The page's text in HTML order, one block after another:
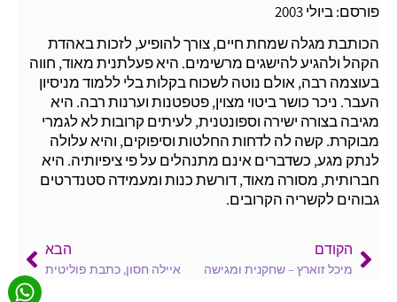
פורסם: ביולי 2003
הכותבת מגלה שמחת חיים, צורך להופיע, לזכות באהדת
הקהל ולהגיע להישגים מרשימים. היא פעלתנית מאוד, חווה
בעוצמה רבה, אולם נוטה לשכוח בקלות בלי ללמוד מניסיון
העבר. ניכר כושר ביטוי מצוין, פטפטנות וערנות רבה. היא
מגיבה בצורה ישירה וספונטנית, לעיתים קרובות לא לגמרי
מבוקרת. קשה לה לדחות החלטות וסיפוקים, והיא עלולה
לנתק מגע, כשדברים אינם מתנהלים על פי ציפיותיה. היא
חברותית, מסורה מאוד, דורשת כנות ומעמידה סטנדרטים
גבוהים לקשריה הקרובים.
הקודם
מיכל זוארץ – שחקנית ומגישה
הבא
איילה חסון, כתבת פוליטית